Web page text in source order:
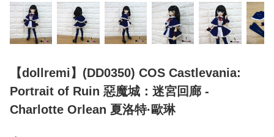
【dollremi】(DD0350) COS Castlevania:
Portrait of Ruin 惡魔城：迷宮回廊 -
Charlotte Orlean 夏洛特·歐琳